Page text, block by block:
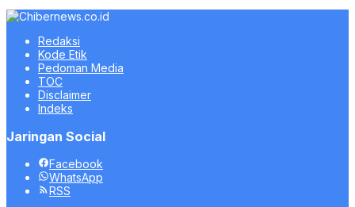
Redaksi
Kode Etik
Pedoman Media
TOC
Disclaimer
Indeks
Jaringan Social
Facebook
WhatsApp
RSS